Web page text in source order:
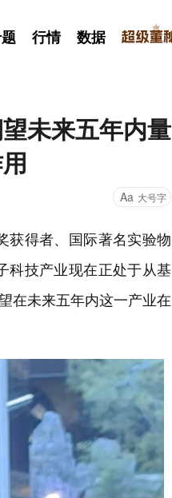
行情 数据
未来五年内量
Aa 大号字
获得者、国际著名实验物
科技产业现在正处于从基
在未来五年内这一产业在